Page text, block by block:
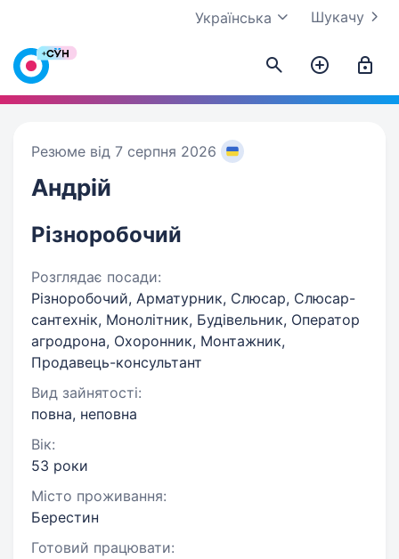
Шукачу
Українська
Резюме від 7 серпня 2026
Андрій
Різноробочий
Розглядає посади:
Різноробочий, Арматурник, Слюсар, Слюсар-
сантехнік, Монолітник, Будівельник, Оператор
агродрона, Охоронник, Монтажник,
Продавець-консультант
Вид зайнятості:
повна, неповна
Вік:
53 роки
Місто проживання:
Берестин
Готовий працювати: